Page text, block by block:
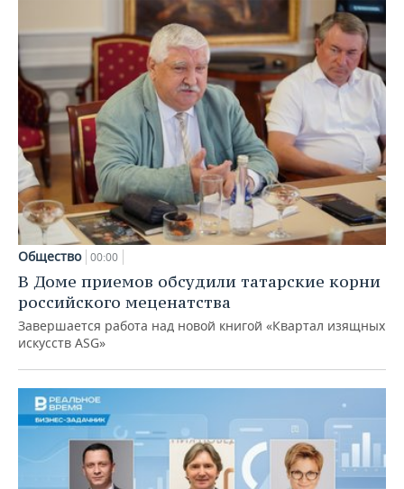
Общество 00:00
В Доме приемов обсудили татарские корни
российского меценатства
Завершается работа над новой книгой «Квартал изящных
искусств ASG»